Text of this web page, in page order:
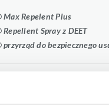
Max Repelent Plus
Repellent Spray z DEET
przyrząd do bezpiecznego